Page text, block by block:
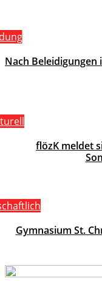
Nach Beleidigungen
flözK meldet
Gymnasium St.